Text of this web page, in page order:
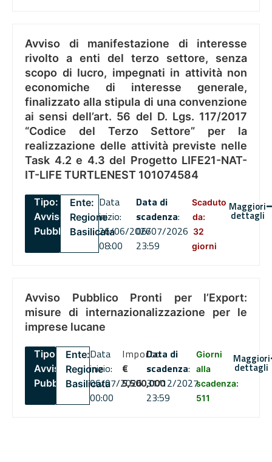
Avviso di manifestazione di interesse
rivolto a enti del terzo settore, senza
scopo di lucro, impegnati in attività non
economiche di interesse generale,
finalizzato alla stipula di una convenzione
ai sensi dell’art. 56 del D. Lgs. 117/2017
“Codice del Terzo Settore” per la
realizzazione delle attività previste nelle
Task 4.2 e 4.3 del Progetto LIFE21-NAT-
IT-LIFE TURTLENEST 101074584
Tipo:
Avviso
Pubblico
Ente:
Regione
Basilicata
Data
inizio:
26/06/2026
08:00
Data di
scadenza:
06/07/2026
23:59
Scaduto
da:
32
giorni
Maggiori
dettagli
Avviso Pubblico Pronti per l’Export:
misure di internazionalizzazione per le
imprese lucane
Tipo:
Avviso
Pubblico
Ente:
Regione
Basilicata
Data
inizio:
06/07/2026
00:00
Importo
€
5,500,000
Data di
scadenza:
31/12/2027
23:59
Giorni
alla
scadenza:
511
Maggiori
dettagli